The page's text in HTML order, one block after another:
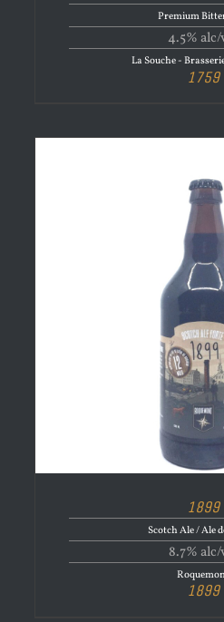
Premium
4.5%
La Souche -
1759
1899
Scotch Ale / Ale
8.7%
1899